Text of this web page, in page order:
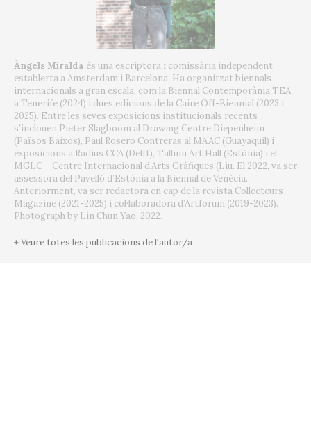
Àngels Miralda és una escriptora i comissària independent
establerta a Amsterdam i Barcelona. Ha organitzat biennals
internacionals a gran escala, com la Biennal Contemporània TEA
a Tenerife (2024) i dues edicions de la Caire Off-Biennial (2023 i
2025). Entre les seves exposicions institucionals recents
s’inclouen Pieter Slagboom al Drawing Centre Diepenheim
(Països Baixos), Paul Rosero Contreras al MAAC (Guayaquil) i
exposicions a Radius CCA (Delft), Tallinn Art Hall (Estònia) i el
MGLC – Centre Internacional d’Arts Gràfiques (Liu. El 2022, va ser
assessora del Pavelló d’Estònia a la Biennal de Venècia.
Anteriorment, va ser redactora en cap de la revista Collecteurs
Magazine (2021-2025) i col·laboradora d’Artforum (2019-2023).
Photograph by Lin Chun Yao, 2022.
+ Veure totes les publicacions de l'autor/a